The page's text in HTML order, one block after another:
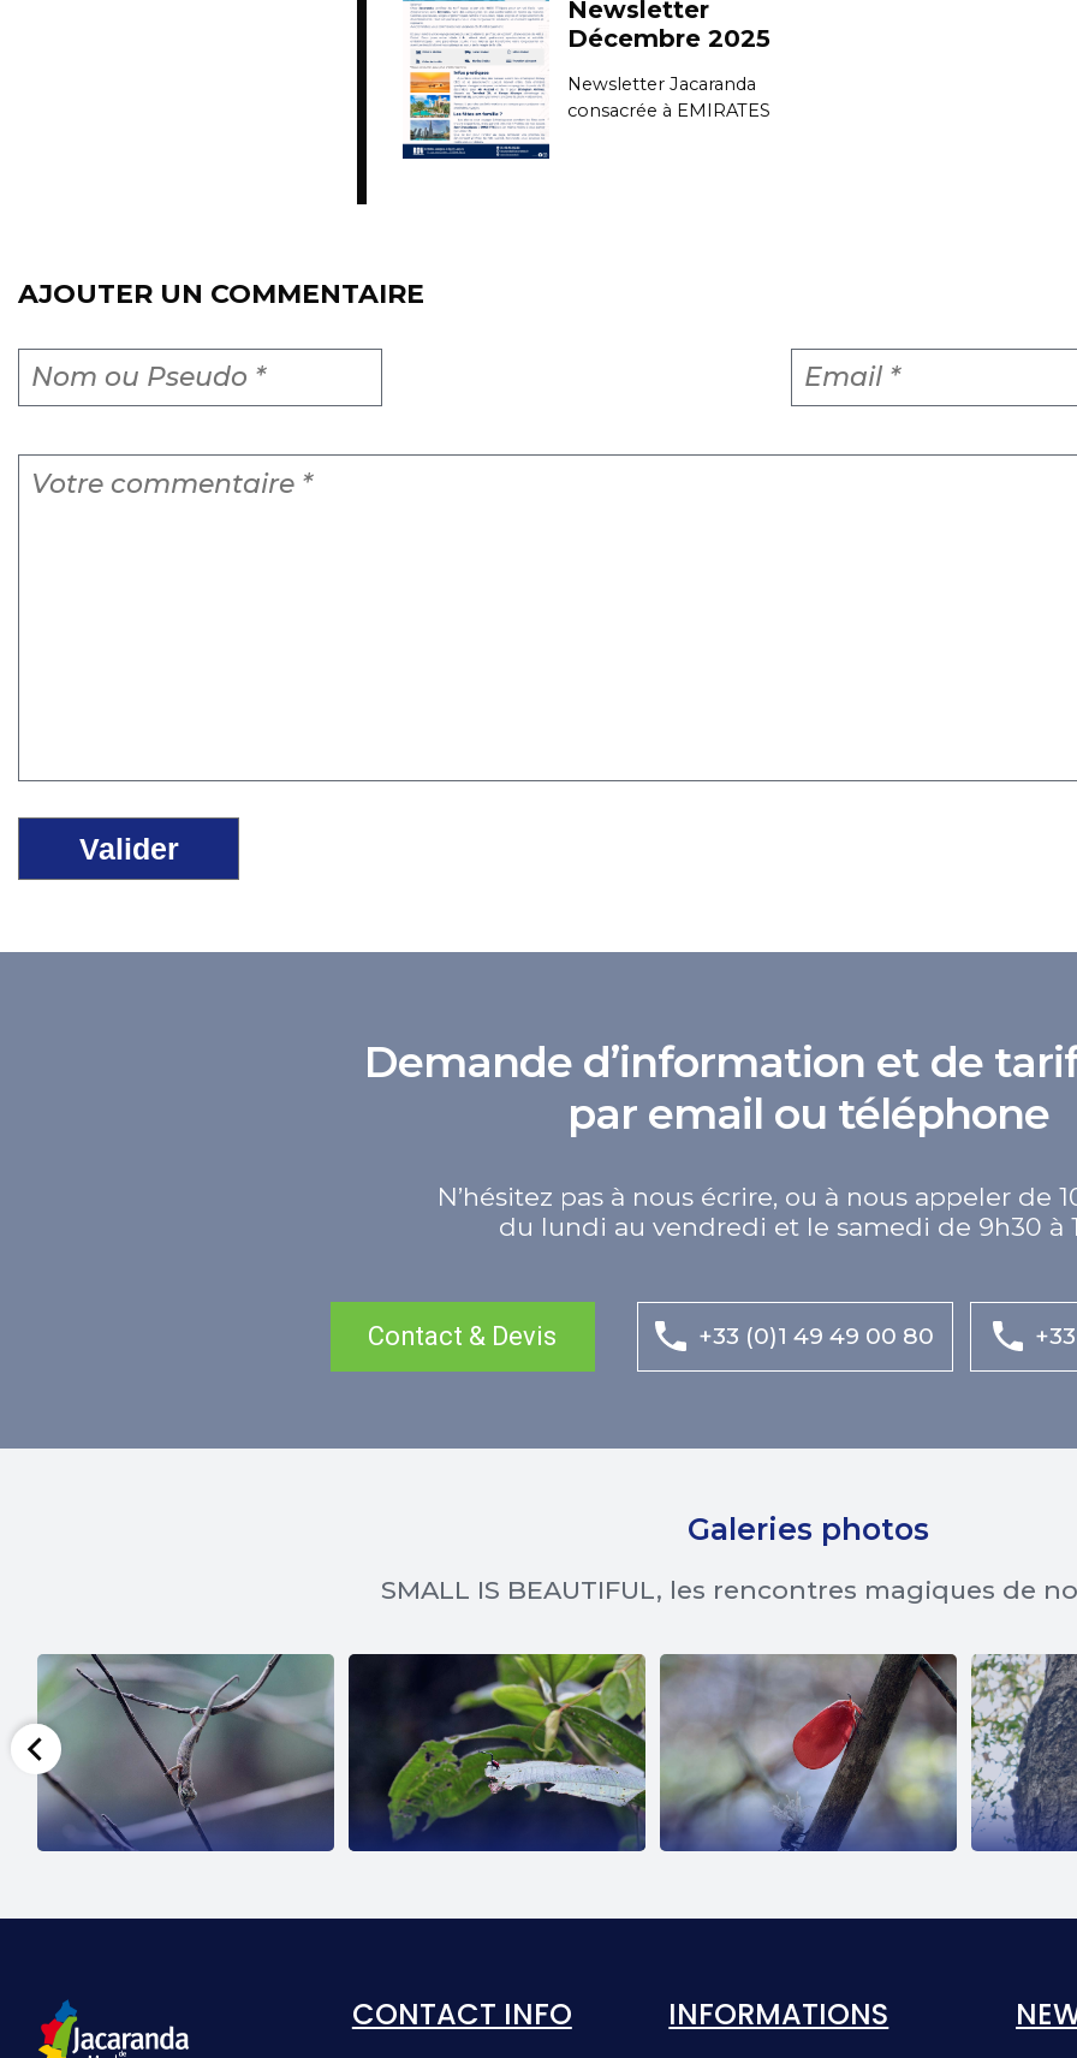
Newsletter
Décembre 2025
Newsletter Jacaranda
consacrée à EMIRATES
AJOUTER UN COMMENTAIRE
Demande d’information et de
par email ou téléphone
N’hésitez pas à nous écrire, ou à nous appeler de
du lundi au vendredi et le samedi de 9h30 à
Contact & Devis +33 (0)1 49 49 00 80
Galeries photos
SMALL IS BEAUTIFUL, les rencontres magiques de
CONTACT INFO INFORMATIONS